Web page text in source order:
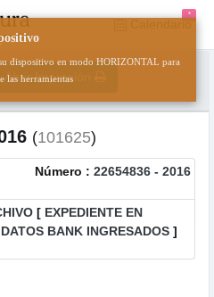
*
Abrir Impresión
(101625)
Número : 22654836 - 2016
[ EXPEDIENTE EN
BANK INGRESADOS ]
dispositivo en modo HORIZONTAL para
las herramientas